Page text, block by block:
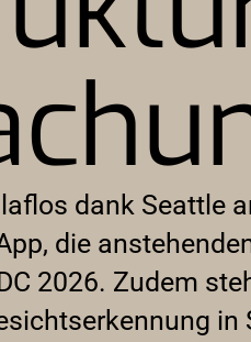
dank Seattle
die
2026. Zudem